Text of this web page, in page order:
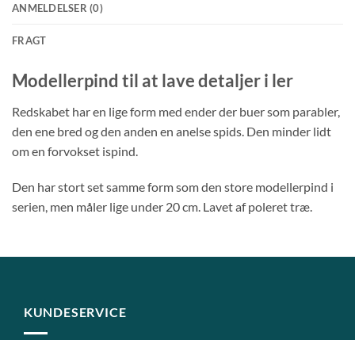
ANMELDELSER (0)
FRAGT
Modellerpind til at lave detaljer i ler
Redskabet har en lige form med ender der buer som parabler,
den ene bred og den anden en anelse spids. Den minder lidt
om en forvokset ispind.
Den har stort set samme form som den store modellerpind i
serien, men måler lige under 20 cm. Lavet af poleret træ.
KUNDESERVICE